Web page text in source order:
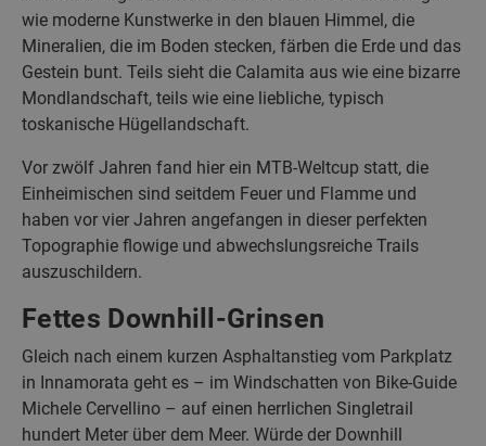
wie moderne Kunstwerke in den blauen Himmel, die
Mineralien, die im Boden stecken, färben die Erde und das
Gestein bunt. Teils sieht die Calamita aus wie eine bizarre
Mondlandschaft, teils wie eine liebliche, typisch
toskanische Hügellandschaft.
Vor zwölf Jahren fand hier ein MTB-Weltcup statt, die
Einheimischen sind seitdem Feuer und Flamme und
haben vor vier Jahren angefangen in dieser perfekten
Topographie flowige und abwechslungsreiche Trails
auszuschildern.
Fettes Downhill-Grinsen
Gleich nach einem kurzen Asphaltanstieg vom Parkplatz
in Innamorata geht es – im Windschatten von Bike-Guide
Michele Cervellino – auf einen herrlichen Singletrail
hundert Meter über dem Meer. Würde der Downhill